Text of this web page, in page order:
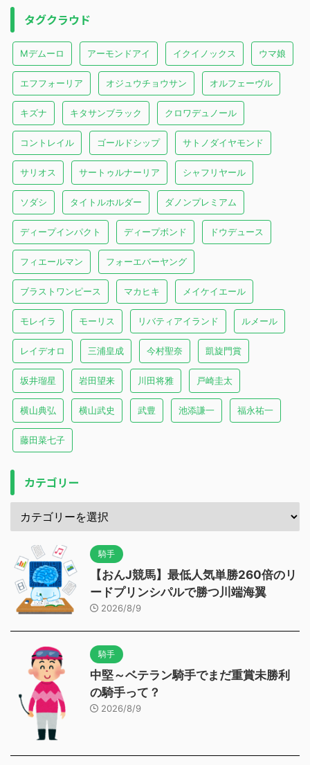
タグクラウド
Mデムーロ アーモンドアイ イクイノックス ウマ娘
エフフォーリア オジュウチョウサン オルフェーヴル
キズナ キタサンブラック クロワデュノール
コントレイル ゴールドシップ サトノダイヤモンド
サリオス サートゥルナーリア シャフリヤール
ソダシ タイトルホルダー ダノンプレミアム
ディープインパクト ディープボンド ドウデュース
フィエールマン フォーエバーヤング
ブラストワンピース マカヒキ メイケイエール
モレイラ モーリス リバティアイランド ルメール
レイデオロ 三浦皇成 今村聖奈 凱旋門賞
坂井瑠星 岩田望来 川田将雅 戸崎圭太
横山典弘 横山武史 武豊 池添謙一 福永祐一
藤田菜七子
カテゴリー
騎手
【おんJ競馬】最低人気単勝260倍のリ
ードプリンシパルで勝つ川端海翼
2026/8/9
騎手
中堅～ベテラン騎手でまだ重賞未勝利
の騎手って？
2026/8/9